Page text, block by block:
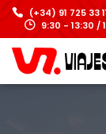
(+34) 91 725 33
9:30 - 13:30